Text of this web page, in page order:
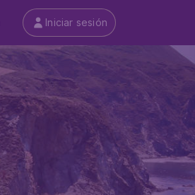
Iniciar sesión